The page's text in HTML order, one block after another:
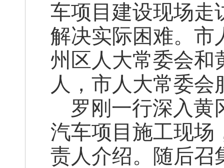
车项目建设现场走
解决实际困难。市
州区人大常委会和
人，市人大常委
罗刚一行深入黄
汽车项目施工现场
责人介绍。随后召